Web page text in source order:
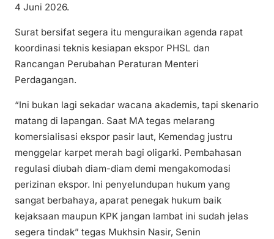
4 Juni 2026.
Surat bersifat segera itu menguraikan agenda rapat
koordinasi teknis kesiapan ekspor PHSL dan
Rancangan Perubahan Peraturan Menteri
Perdagangan.
“Ini bukan lagi sekadar wacana akademis, tapi skenario
matang di lapangan. Saat MA tegas melarang
komersialisasi ekspor pasir laut, Kemendag justru
menggelar karpet merah bagi oligarki. Pembahasan
regulasi diubah diam-diam demi mengakomodasi
perizinan ekspor. Ini penyelundupan hukum yang
sangat berbahaya, aparat penegak hukum baik
kejaksaan maupun KPK jangan lambat ini sudah jelas
segera tindak” tegas Mukhsin Nasir, Senin